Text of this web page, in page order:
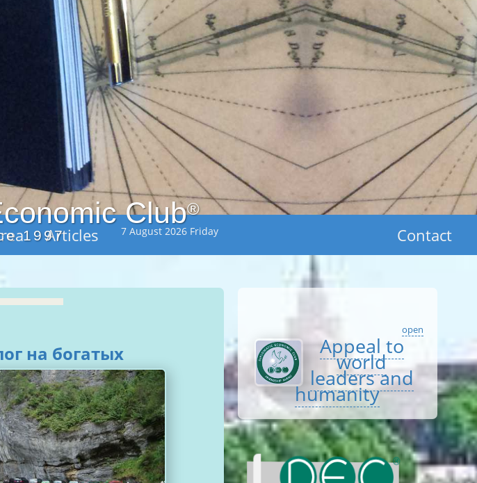
Club®
1997Articles 7 August 2026 Friday Contact
на богатых
open
Appeal to
world
leaders and
humanity